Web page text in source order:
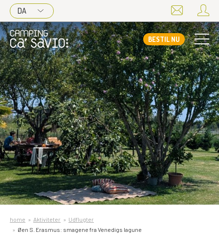
DA
BESTIL NU
home Aktiviteter
Udflugter
Øen S. Erasmus: smagene fra Venedigs lagune